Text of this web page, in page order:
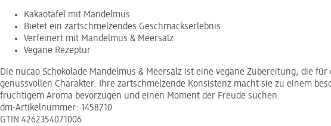
Kakaotafel mit Mandelmus
Bietet ein zartschmelzendes Geschmackserlebnis
Verfeinert mit Mandelmus & Meersalz
Vegane Rezeptur
Die nucao Schokolade Mandelmus & Meersalz ist eine vegane Zubereitung, die
genussvollen Charakter. Ihre zartschmelzende Konsistenz macht sie zu einem
fruchtigem Aroma bevorzugen und einen Moment der Freude suchen.
dm-Artikelnummer: 1458710
GTIN 4262354071006